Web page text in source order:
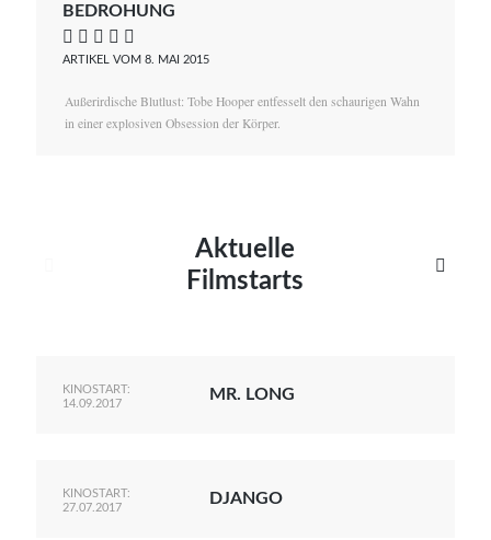
BEDROHUNG
    
ARTIKEL VOM 8. MAI 2015
Außerirdische Blutlust: Tobe Hooper entfesselt den schaurigen Wahn
in einer explosiven Obsession der Körper.
Aktuelle
Filmstarts

KINOSTART:
14.09.2017
MR. LONG
KINOSTART:
27.07.2017
DJANGO